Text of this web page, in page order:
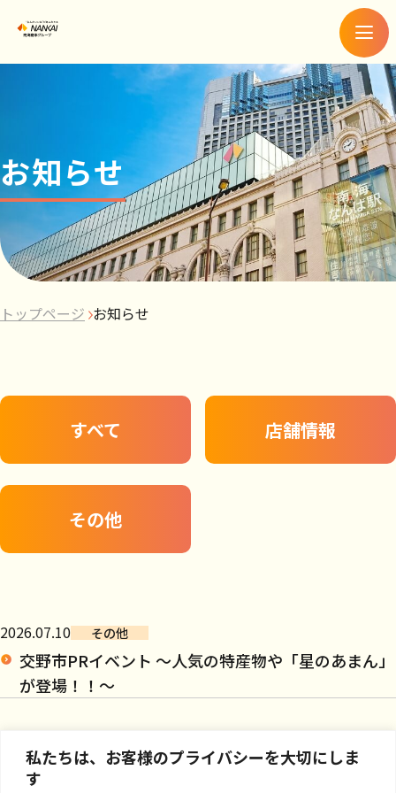
私たちは、お客様のプライバシーを大切にしま
す
メ
ニ
ュ
ー
お知らせ
トップページ お知らせ
すべて 店舗情報
その他
2026.07.10 その他
交野市PRイベント ～人気の特産物や「星のあまん」
が登場！！～